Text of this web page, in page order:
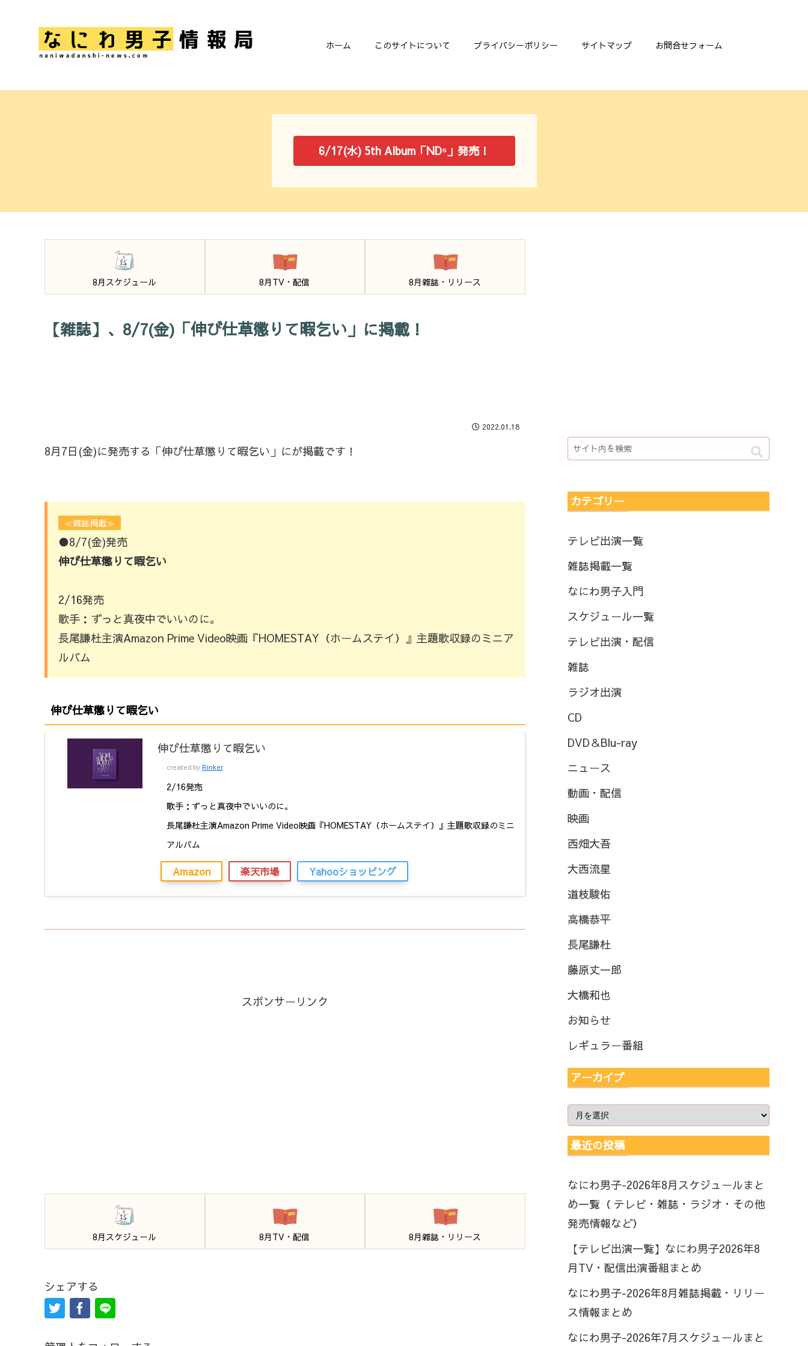
ホーム このサイトについて プライバシーポリシー サイトマップ お問合せフォーム
6/17(水) 5th Album「ND⁵」発売！
8月スケジュール 8月TV・配信 8月雑誌・リリース
【雑誌】、8/7(金)「伸び仕草懲りて暇乞い」に掲載！
2022.01.18
8月7日(金)に発売する「伸び仕草懲りて暇乞い」にが掲載です！
≪雑誌掲載≫
●8/7(金)発売
伸び仕草懲りて暇乞い
2/16発売
歌手：ずっと真夜中でいいのに。
長尾謙杜主演Amazon Prime Video映画『HOMESTAY（ホームステイ）』主題歌収録のミニア
ルバム
伸び仕草懲りて暇乞い
伸び仕草懲りて暇乞い
created by Rinker
2/16発売
歌手：ずっと真夜中でいいのに。
長尾謙杜主演Amazon Prime Video映画『HOMESTAY（ホームステイ）』主題歌収録のミニ
アルバム
Amazon 楽天市場 Yahooショッピング
スポンサーリンク
8月スケジュール 8月TV・配信 8月雑誌・リリース
シェアする
カテゴリー
テレビ出演一覧
雑誌掲載一覧
なにわ男子入門
スケジュール一覧
テレビ出演・配信
雑誌
ラジオ出演
CD
DVD＆Blu-ray
ニュース
動画・配信
映画
西畑大吾
大西流星
道枝駿佑
高橋恭平
長尾謙杜
藤原丈一郎
大橋和也
お知らせ
レギュラー番組
アーカイブ
最近の投稿
なにわ男子-2026年8月スケジュールまと
め一覧（ テレビ・雑誌・ラジオ・その他
発売情報など）
【テレビ出演一覧】なにわ男子2026年8
月TV・配信出演番組まとめ
なにわ男子-2026年8月雑誌掲載・リリー
ス情報まとめ
なにわ男子-2026年7月スケジュールまと